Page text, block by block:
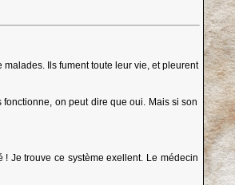
Ils fument toute leur vie, et pleurent
on peut dire que oui. Mais si son
Je trouve ce système exellent. Le médecin